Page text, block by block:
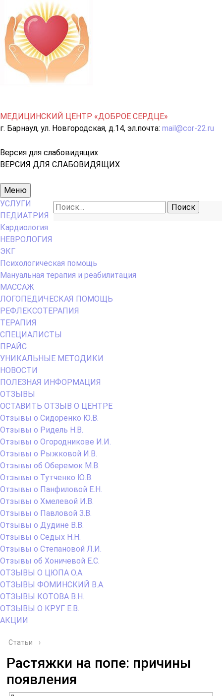
МЕДИЦИНСКИЙ ЦЕНТР «ДОБРОЕ СЕРДЦЕ»
г. Барнаул, ул. Новгородская, д.14, эл.почта: mail@cor-22.ru
Версия для слабовидящих
ВЕРСИЯ ДЛЯ СЛАБОВИДЯЩИХ
Основное
меню
Меню
Найти:
УСЛУГИ
ПЕДИАТРИЯ
Кардиология
НЕВРОЛОГИЯ
ЭКГ
Психологическая помощь
Мануальная терапия и реабилитация
МАССАЖ
ЛОГОПЕДИЧЕСКАЯ ПОМОЩЬ
РЕФЛЕКСОТЕРАПИЯ
ТЕРАПИЯ
СПЕЦИАЛИСТЫ
ПРАЙС
УНИКАЛЬНЫЕ МЕТОДИКИ
НОВОСТИ
ПОЛЕЗНАЯ ИНФОРМАЦИЯ
ОТЗЫВЫ
ОСТАВИТЬ ОТЗЫВ О ЦЕНТРЕ
Отзывы о Сидоренко Ю.В.
Отзывы о Ридель Н.В.
Отзывы о Огородникове И.И.
Отзывы о Рыжковой И.В.
Отзывы об Оберемок М.В.
Отзывы о Тутченко Ю.В.
Отзывы о Панфиловой Е.Н.
Отзывы о Хмелевой И.В.
Отзывы о Павловой З.В.
Отзывы о Дудине В.В.
Отзывы о Седых Н.Н.
Отзывы о Степановой Л.И.
Отзывы об Хоничевой Е.С.
ОТЗЫВЫ О ЦЮПА О.А.
ОТЗЫВЫ ФОМИНСКИЙ В.А.
ОТЗЫВЫ КОТОВА В.Н.
ОТЗЫВЫ О КРУГ Е.В.
АКЦИИ
Статьи ›
Растяжки на попе: причины
появления